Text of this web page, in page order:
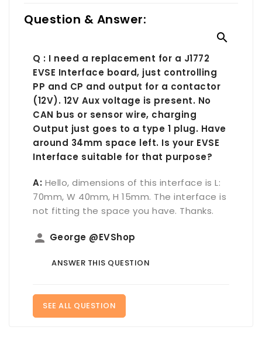
Question & Answer:

Q : I need a replacement for a J1772
EVSE Interface board, just controlling
PP and CP and output for a contactor
(12V). 12V Aux voltage is present. No
CAN bus or sensor wire, charging
Output just goes to a type 1 plug. Have
around 34mm space left. Is your EVSE
Interface suitable for that purpose?
A: Hello, dimensions of this interface is L:
70mm, W 40mm, H 15mm. The interface is
not fitting the space you have. Thanks.
person George @EVShop
ANSWER THIS QUESTION
SEE ALL QUESTION